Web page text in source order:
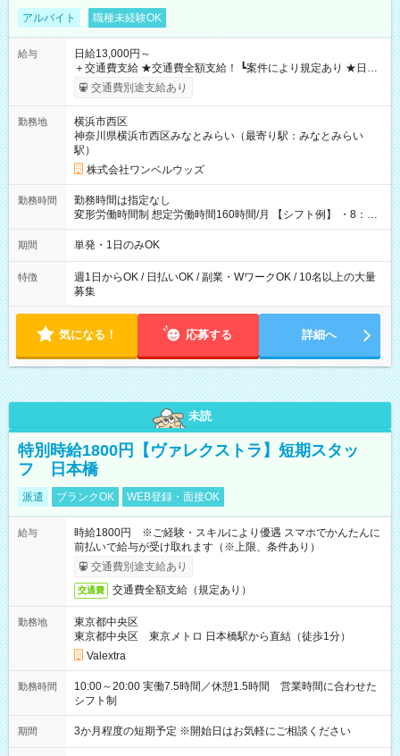
アルバイト 職種未経験OK
給与
日給13,000円～
＋交通費支給 ★交通費全額支給！ ┗案件により規定あり ★日払
いOK！（規定あり） ┗働いたその日に現金GET♪ お仕事後はコ
ンビニATMから 日払い分を引き落とせます！ 【試用期間】試
交通費別途支給あり
勤務地
横浜市西区
神奈川県横浜市西区みなとみらい（最寄り駅：みなとみらい
駅）
株式会社ワンベルウッズ
勤務時間
勤務時間は指定なし
変形労働時間制 想定労働時間160時間/月 【シフト例】 ・8：00
～21：00
期間 単発・1日のみOK
特徴
週1日からOK / 日払いOK / 副業・WワークOK / 10名以上の大量
募集
気になる！ 応募する 詳細へ
未読
特別時給1800円【ヴァレクストラ】短期スタッ
フ 日本橋
派遣 ブランクOK WEB登録・面接OK
給与
時給1800円 ※ご経験・スキルにより優遇 スマホでかんたんに
前払いで給与が受け取れます（※上限、条件あり）
交通費別途支給あり
交通費 交通費全額支給（規定あり）
勤務地
東京都中央区
東京都中央区 東京メトロ 日本橋駅から直結（徒歩1分）
Valextra
勤務時間
10:00～20:00 実働7.5時間／休憩1.5時間 営業時間に合わせた
シフト制
期間 3か月程度の短期予定 ※開始日はお気軽にご相談ください